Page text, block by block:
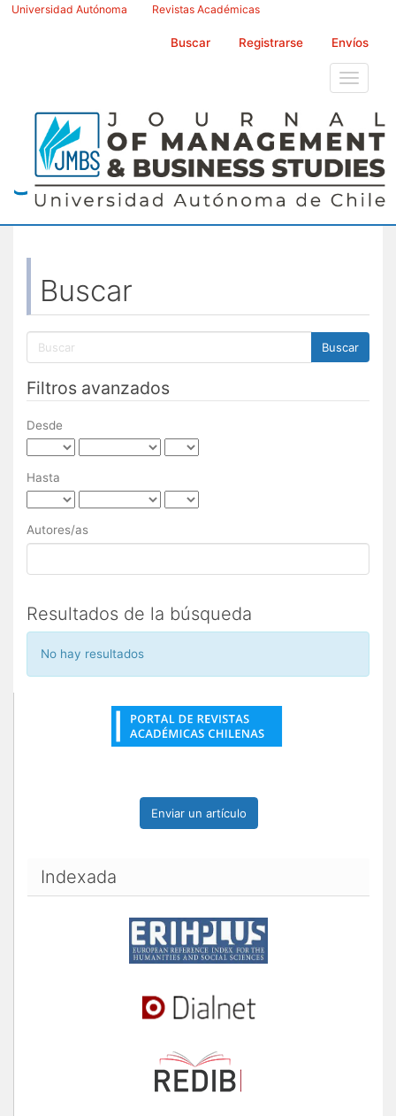
Navegación
Universidad Autónoma Revistas Académicas
Buscar Registrarse Envíos
Toggle
Buscar
artículos
Filtros avanzados
Desde
Hasta
Autores/as
Resultados de la búsqueda
No hay resultados
Enviar un artículo
Indexada